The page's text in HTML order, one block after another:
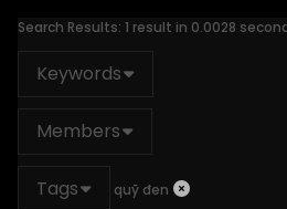
Search Results: 1 result in 0.0028
Keywords
Members
Tags quỹ đen